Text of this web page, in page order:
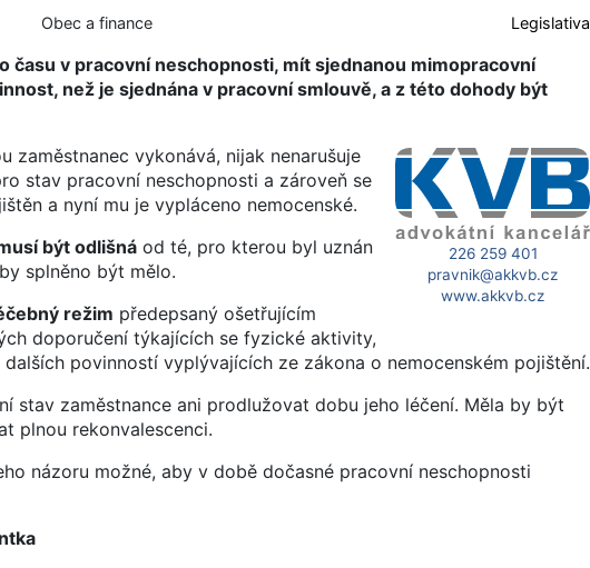
Obec a finance Legislativa
času v pracovní neschopnosti, mít sjednanou mimopracovní
než je sjednána v pracovní smlouvě, a z této dohody být
226 259 401
pravnik@akkvb.cz
www.akkvb.cz
zaměstnanec vykonává, nijak nenarušuje
stav pracovní neschopnosti a zároveň se
a nyní mu je vypláceno nemocenské.
být odlišná od té, pro kterou byl uznán
splněno být mělo.
režim předepsaný ošetřujícím
doporučení týkajících se fyzické aktivity,
povinností vyplývajících ze zákona o nemocenském pojištění.
stav zaměstnance ani prodlužovat dobu jeho léčení. Měla by být
plnou rekonvalescenci.
názoru možné, aby v době dočasné pracovní neschopnosti